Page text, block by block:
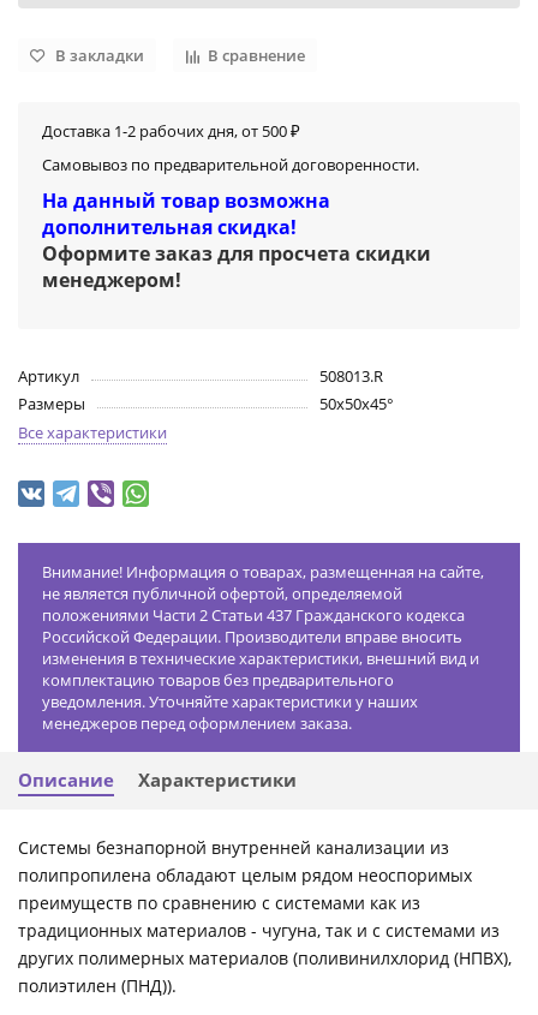
В закладки В сравнение
Доставка 1-2 рабочих дня, от 500 ₽
Самовывоз по предварительной договоренности.
На данный товар возможна
дополнительная скидка!
Оформите заказ для просчета скидки
менеджером!
Артикул
508013.R
Размеры
50x50x45°
Все характеристики
Внимание! Информация о товарах, размещенная на сайте,
не является публичной офертой, определяемой
положениями Части 2 Статьи 437 Гражданского кодекса
Российской Федерации. Производители вправе вносить
изменения в технические характеристики, внешний вид и
комплектацию товаров без предварительного
уведомления. Уточняйте характеристики у наших
менеджеров перед оформлением заказа.
Описание Характеристики
Системы безнапорной внутренней канализации из
полипропилена обладают целым рядом неоспоримых
преимуществ по сравнению с системами как из
традиционных материалов - чугуна, так и с системами из
других полимерных материалов (поливинилхлорид (НПВХ),
полиэтилен (ПНД)).